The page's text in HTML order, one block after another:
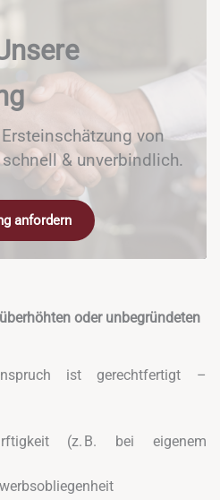
von
& unverbindlich.
anfordern
oder unbegründeten
ist gerechtfertigt –
(z. B. bei eigenem